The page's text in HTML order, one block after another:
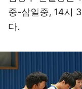
중-삼일중, 14시
다.